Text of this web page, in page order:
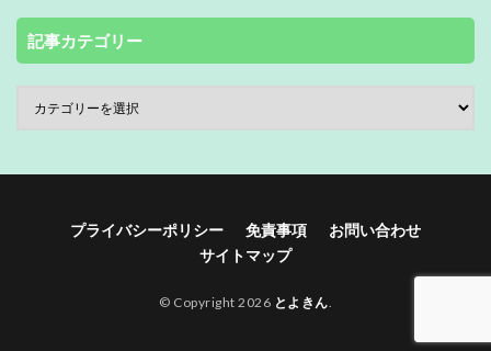
記事カテゴリー
プライバシーポリシー 免責事項
お問い合わせ
サイトマップ
© Copyright 2026 とよきん.